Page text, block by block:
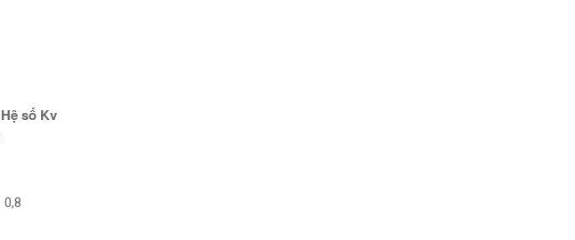
Hệ số Kv
0,8